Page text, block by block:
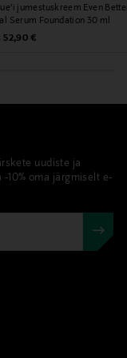
jumestuskreem Even
Serum Foundation 30 ml
Original Price
52,90 €
uudiste ja
10% oma järgmiselt e-